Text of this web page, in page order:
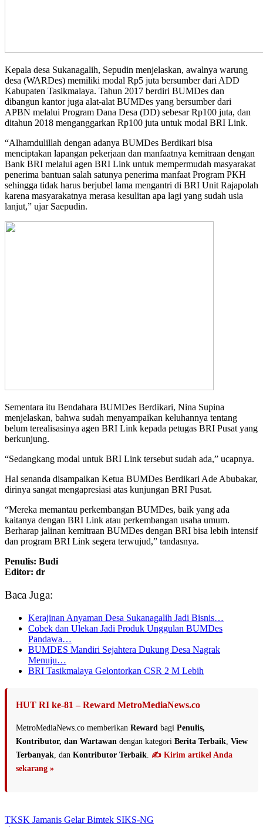
Kepala desa Sukanagalih, Sepudin menjelaskan, awalnya warung
desa (WARDes) memiliki modal Rp5 juta bersumber dari ADD
Kabupaten Tasikmalaya. Tahun 2017 berdiri BUMDes dan
dibangun kantor juga alat-alat BUMDes yang bersumber dari
APBN melalui Program Dana Desa (DD) sebesar Rp100 juta, dan
ditahun 2018 menganggarkan Rp100 juta untuk modal BRI Link.
“Alhamdulillah dengan adanya BUMDes Berdikari bisa
menciptakan lapangan pekerjaan dan manfaatnya kemitraan dengan
Bank BRI melalui agen BRI Link untuk mempermudah masyarakat
penerima bantuan salah satunya penerima manfaat Program PKH
sehingga tidak harus berjubel lama mengantri di BRI Unit Rajapolah
karena masyarakatnya merasa kesulitan apa lagi yang sudah usia
lanjut,” ujar Saepudin.
Sementara itu Bendahara BUMDes Berdikari, Nina Supina
menjelaskan, bahwa sudah menyampaikan keluhannya tentang
belum terealisasinya agen BRI Link kepada petugas BRI Pusat yang
berkunjung.
“Sedangkang modal untuk BRI Link tersebut sudah ada,” ucapnya.
Hal senanda disampaikan Ketua BUMDes Berdikari Ade Abubakar,
dirinya sangat mengapresiasi atas kunjungan BRI Pusat.
“Mereka memantau perkembangan BUMDes, baik yang ada
kaitanya dengan BRI Link atau perkembangan usaha umum.
Berharap jalinan kemitraan BUMDes dengan BRI bisa lebih intensif
dan program BRI Link segera terwujud,” tandasnya.
Penulis: Budi
Editor: dr
Baca Juga:
Kerajinan Anyaman Desa Sukanagalih Jadi Bisnis…
Cobek dan Ulekan Jadi Produk Unggulan BUMDes
Pandawa…
BUMDES Mandiri Sejahtera Dukung Desa Nagrak
Menuju…
BRI Tasikmalaya Gelontorkan CSR 2 M Lebih
HUT RI ke-81 – Reward MetroMediaNews.co
MetroMediaNews.co memberikan Reward bagi Penulis,
Kontributor, dan Wartawan dengan kategori Berita Terbaik View
Terbanyak , dan Kontributor Terbaik ✍️ Kirim artikel Anda
sekarang »
TKSK Jamanis Gelar Bimtek SIKS-NG